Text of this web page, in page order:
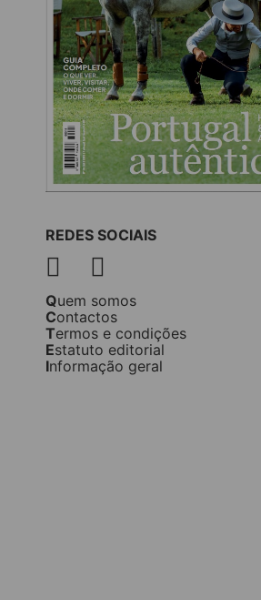
REDES SOCIAIS
Quem somos
Contactos
Termos e condições
Estatuto editorial
Informação geral